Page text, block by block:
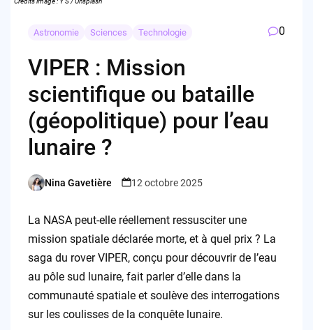
Astronomie Sciences Technologie 0
VIPER : Mission
scientifique ou bataille
(géopolitique) pour l’eau
lunaire ?
Posted
Nina Gavetière 12 octobre 2025
La NASA peut-elle réellement ressusciter une
mission spatiale déclarée morte, et à quel prix ? La
saga du rover VIPER, conçu pour découvrir de l’eau
au pôle sud lunaire, fait parler d’elle dans la
communauté spatiale et soulève des interrogations
sur les coulisses de la conquête lunaire.